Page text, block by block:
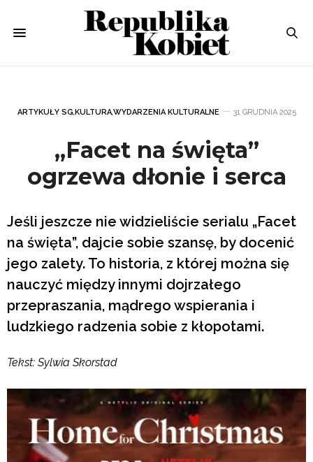
ARTYKUŁY SG,KULTURA,WYDARZENIA KULTURALNE 31 GRUDNIA 2025
„Facet na święta”
ogrzewa dłonie i serca
Jeśli jeszcze nie widzieliście serialu „Facet
na święta”, dajcie sobie szansę, by docenić
jego zalety. To historia, z której można się
nauczyć między innymi dojrzałego
przepraszania, mądrego wspierania i
ludzkiego radzenia sobie z kłopotami.
Tekst: Sylwia Skorstad